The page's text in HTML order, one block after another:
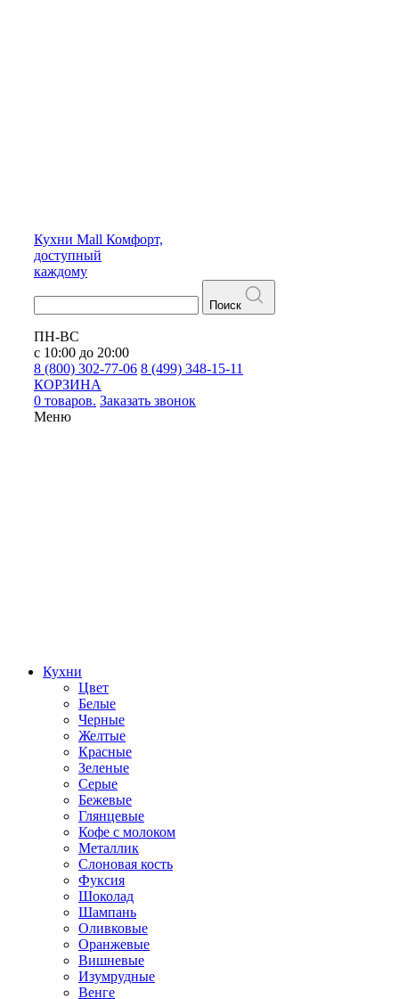
Кухни Mall Комфорт,
доступный
каждому
Поиск
ПН-ВС
с 10:00 до 20:00
8 (800) 302-77-06 8 (499) 348-15-11
КОРЗИНА
0 товаров. Заказать звонок
Меню
Кухни
Цвет
Белые
Черные
Желтые
Красные
Зеленые
Серые
Бежевые
Глянцевые
Кофе с молоком
Металлик
Слоновая кость
Фуксия
Шоколад
Шампань
Оливковые
Оранжевые
Вишневые
Изумрудные
Венге